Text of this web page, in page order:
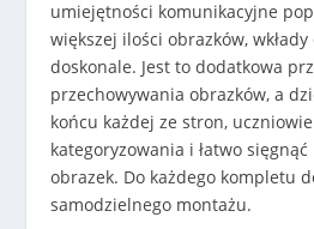
1
6
5
.
0
0
z
ł
umiejętności komunikacyjne
większej ilości obrazków,
doskonale. Jest to dodatkowa
przechowywania obrazków, a
końcu każdej ze stron,
kategoryzowania i łatwo
obrazek. Do każdego kompletu
samodzielnego montażu.